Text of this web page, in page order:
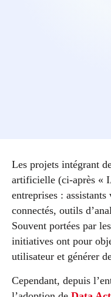
Les projets intégrant
artificielle (ci-après «
entreprises :
connectés, outils
Souvent portées par
initiatives ont pour
utilisateur et générer
Cependant, depuis